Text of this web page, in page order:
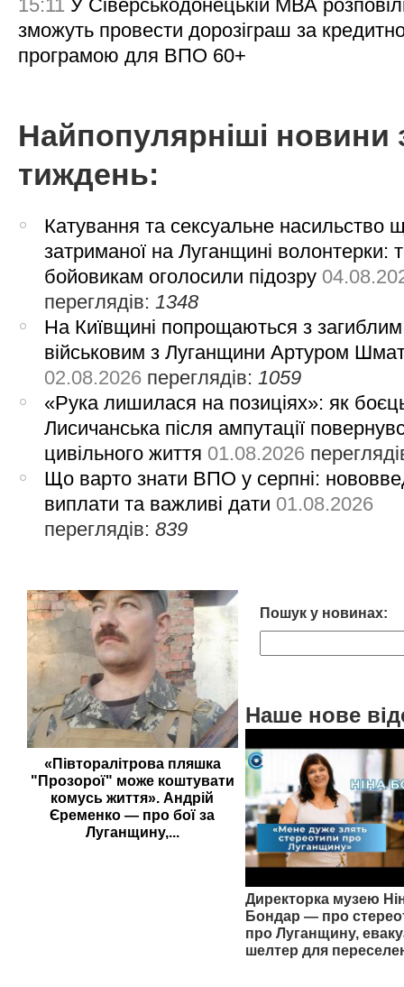
15:11 У Сіверськодонецькій МВА
зможуть провести дорозіграш за
програмою для ВПО 60+
Найпопулярніші новини
тиждень:
Катування та сексуальне насильство
затриманої на Луганщині волонтерки:
бойовикам оголосили підозру
переглядів: 1348
На Київщині попрощаються з загиблим
військовим з Луганщини Артуром
02.08.2026 переглядів: 1059
«Рука лишилася на позиціях»: як
Лисичанська після ампутації
цивільного життя 01.08.2026
Що варто знати ВПО у серпні:
виплати та важливі дати 01.08.2026
переглядів:839
«Півторалітрова пляшка
"Прозорої" може коштувати
комусь життя». Андрій
Єременко — про бої за
Луганщину,...
Пошук у новинах:
Наше нове
Директорка музею
Бондар — про
про Луганщину,
шелтер для